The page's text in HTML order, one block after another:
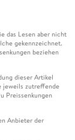
das Lesen aber nicht
gekennzeichnet.
beziehen
dieser Artikel
jeweils zutreffende
Preissenkungen
Anbieter der